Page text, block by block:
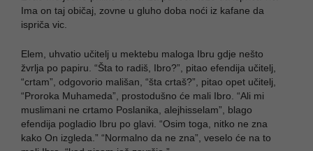
Ima on taj običaj, zovne u gluho doba noći iz kafane da
ispriča vic.
Elem, uhvatio učitelj u mektebu maloga Ibru gdje nešto
žvrlja po papiru. “Šta to radiš, Ibro?”, pitao efendija učitelj,
“crtam”, odgovorio mališan, “šta crtaš?”, pitao opet učitelj,
“Proroka Muhameda”, prostodušno će mali Ibro. “Ali mi
muslimani ne crtamo Poslanika, alejhisselam”, blago
efendija pogladio Ibru po glavi. “Osim toga, nitko ne zna
kako On izgleda.” “Normalno da ne zna”, veselo će na to